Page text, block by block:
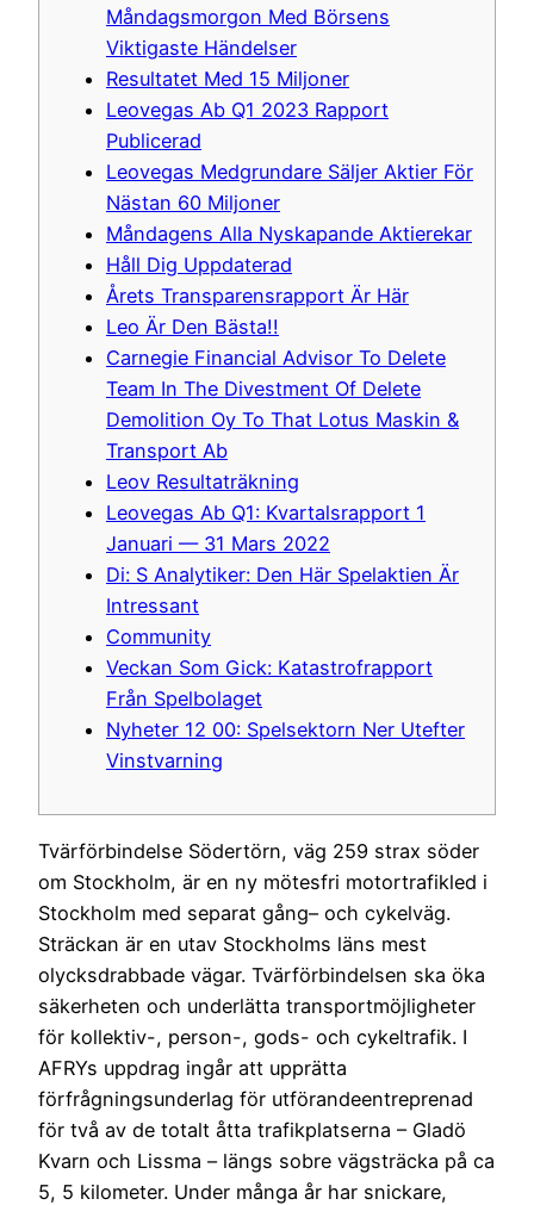
Måndagsmorgon Med Börsens
Viktigaste Händelser
Resultatet Med 15 Miljoner
Leovegas Ab Q1 2023 Rapport
Publicerad
Leovegas Medgrundare Säljer Aktier För
Nästan 60 Miljoner
Måndagens Alla Nyskapande Aktierekar
Håll Dig Uppdaterad
Årets Transparensrapport Är Här
Leo Är Den Bästa!!
Carnegie Financial Advisor To Delete
Team In The Divestment Of Delete
Demolition Oy To That Lotus Maskin &
Transport Ab
Leov Resultaträkning
Leovegas Ab Q1: Kvartalsrapport 1
Januari — 31 Mars 2022
Di: S Analytiker: Den Här Spelaktien Är
Intressant
Community
Veckan Som Gick: Katastrofrapport
Från Spelbolaget
Nyheter 12 00: Spelsektorn Ner Utefter
Vinstvarning
Tvärförbindelse Södertörn, väg 259 strax söder
om Stockholm, är en ny mötesfri motortrafikled i
Stockholm med separat gång– och cykelväg.
Sträckan är en utav Stockholms läns mest
olycksdrabbade vägar. Tvärförbindelsen ska öka
säkerheten och underlätta transportmöjligheter
för kollektiv-, person-, gods- och cykeltrafik. I
AFRYs uppdrag ingår att upprätta
förfrågningsunderlag för utförandeentreprenad
för två av de totalt åtta trafikplatserna – Gladö
Kvarn och Lissma – längs sobre vägsträcka på ca
5, 5 kilometer. Under många år har snickare,